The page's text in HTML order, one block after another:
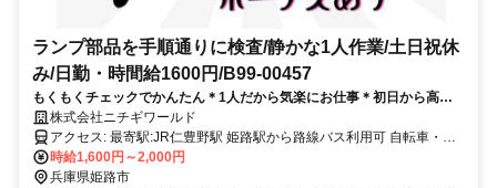
ランプ部品を手順通りに検査/静かな1人作業/土日祝休
み/日勤・時間給1600円/B99-00457
もくもくチェックでかんたん＊1人だから気楽にお仕事＊初日から高時
給スタート！髪色自由＊正社員登用実績あり
株式会社ニチギワールド
アクセス: 最寄駅:JR仁豊野駅 姫路駅から路線バス利用可 自転車・バ
イク・クルマ通勤が便利！ 駐車場・駐輪場あり（無料）
時給1,600円～2,000円
兵庫県姫路市